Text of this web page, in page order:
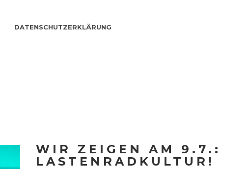
DATENSCHUTZERKLÄRUNG
WIR ZEIGEN AM 9.7.:
LASTENRADKULTUR!